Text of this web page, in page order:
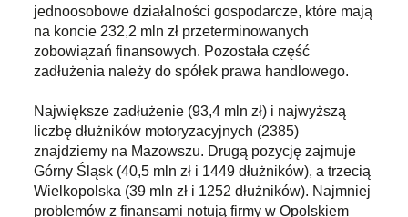
jednoosobowe działalności gospodarcze, które mają
na koncie 232,2 mln zł przeterminowanych
zobowiązań finansowych. Pozostała część
zadłużenia należy do spółek prawa handlowego.
Największe zadłużenie (93,4 mln zł) i najwyższą
liczbę dłużników motoryzacyjnych (2385)
znajdziemy na Mazowszu. Drugą pozycję zajmuje
Górny Śląsk (40,5 mln zł i 1449 dłużników), a trzecią
Wielkopolska (39 mln zł i 1252 dłużników). Najmniej
problemów z finansami notują firmy w Opolskiem